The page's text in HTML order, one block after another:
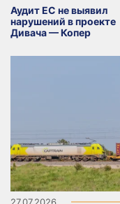
Аудит ЕС не выявил
нарушений в проекте
Дивача — Копер
27.07.2026